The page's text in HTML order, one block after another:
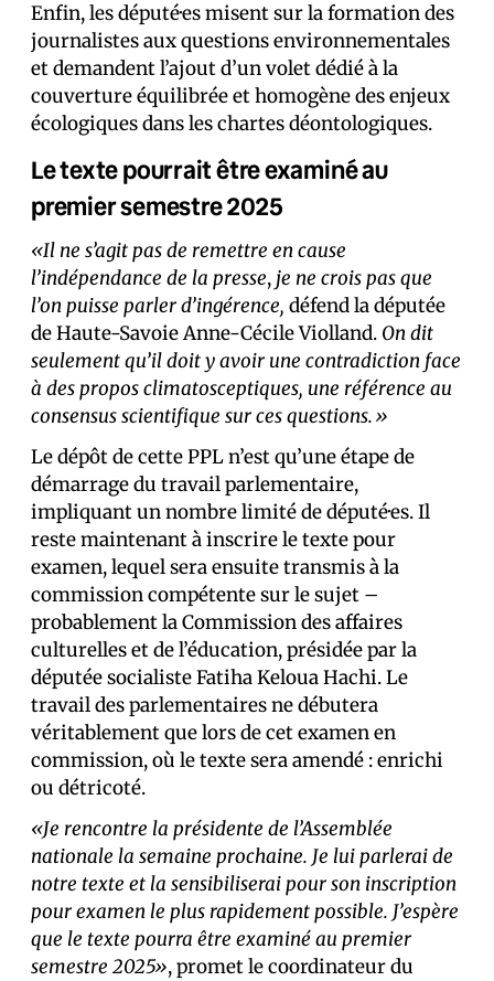
Enfin, les député·es misent sur la formation des
journalistes aux questions environnementales
et demandent l’ajout d’un volet dédié à la
couverture équilibrée et homogène des enjeux
écologiques dans les chartes déontologiques.
Le texte pourrait être examiné au
premier semestre 2025
«Il ne s’agit pas de remettre en cause
l’indépendance de la presse, je ne crois pas que
l’on puisse parler d’ingérence, défend la députée
de Haute-Savoie Anne-Cécile Violland. On dit
seulement qu’il doit y avoir une contradiction face
à des propos climatosceptiques, une référence au
consensus scientifique sur ces questions.»
Le dépôt de cette PPL n’est qu’une étape de
démarrage du travail parlementaire,
impliquant un nombre limité de député·es. Il
reste maintenant à inscrire le texte pour
examen, lequel sera ensuite transmis à la
commission compétente sur le sujet –
probablement la Commission des affaires
culturelles et de l’éducation, présidée par la
députée socialiste Fatiha Keloua Hachi. Le
travail des parlementaires ne débutera
véritablement que lors de cet examen en
commission, où le texte sera amendé : enrichi
ou détricoté.
«Je rencontre la présidente de l’Assemblée
nationale la semaine prochaine. Je lui parlerai de
notre texte et la sensibiliserai pour son inscription
pour examen le plus rapidement possible. J’espère
que le texte pourra être examiné au premier
semestre 2025», promet le coordinateur du